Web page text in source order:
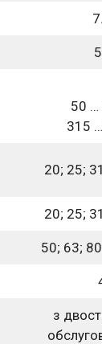
50 …
315
20; 25;
20; 25;
50; 63;
з